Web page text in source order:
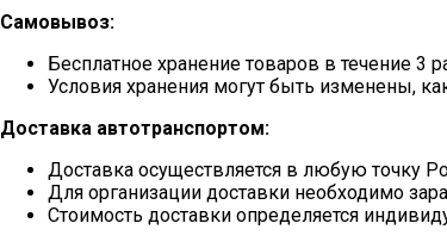
Самовывоз:
Бесплатное хранение товаров в течение 3
Условия хранения могут быть изменены,
Доставка автотранспортом:
Доставка осуществляется в любую точку
Для организации доставки необходимо
Стоимость доставки определяется